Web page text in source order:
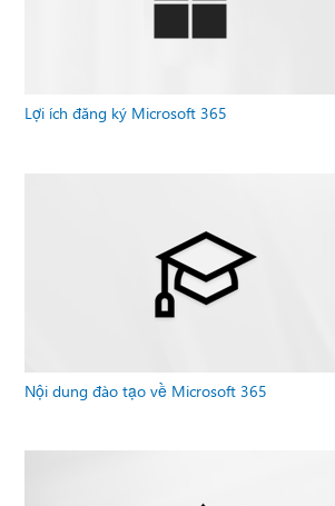
Lợi ích đăng ký Microsoft 365
Nội dung đào tạo về Microsoft 365